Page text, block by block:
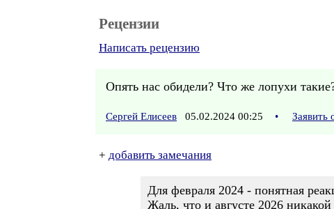
Рецензии
Написать рецензию
Опять нас обидели? Что же лопухи
Сергей Елисеев 05.02.2024 00:25 • Заявить
+ добавить замечания
Для февраля 2024 - понятная
Жаль, что и августе 2026 никакой